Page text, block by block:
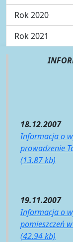
Rok 2020
Rok 2021
18.12.2007
Informacja o
prowadzenie
(13.87 kb)
19.11.2007
Informacja o
pomieszczeń
(42.94 kb)